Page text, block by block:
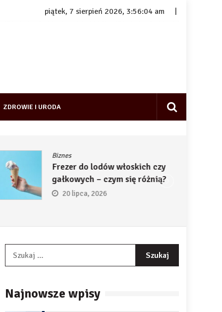
piątek, 7 sierpień 2026, 3:56:05 am
ZDROWIE I URODA
Biznes
Frezer do lodów włoskich czy
gałkowych – czym się różnią?
20 lipca, 2026
Najnowsze wpisy